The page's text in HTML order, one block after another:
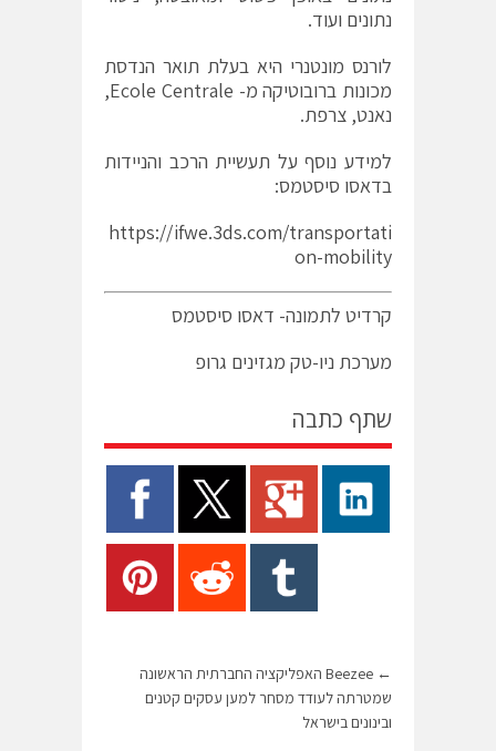
נתונים ועוד.
לורנס מונטנרי היא בעלת תואר הנדסת
מכונות ברובוטיקה מ- Ecole Centrale,
נאנט, צרפת.
למידע נוסף על תעשיית הרכב והניידות
בדאסו סיסטמס:
https://ifwe.3ds.com/transportati
on-mobility
קרדיט לתמונה- דאסו סיסטמס
מערכת ניו-טק מגזינים גרופ
שתף כתבה
←
Beezee האפליקציה החברתית הראשונה
שמטרתה לעודד מסחר למען עסקים קטנים
ובינונים בישראל